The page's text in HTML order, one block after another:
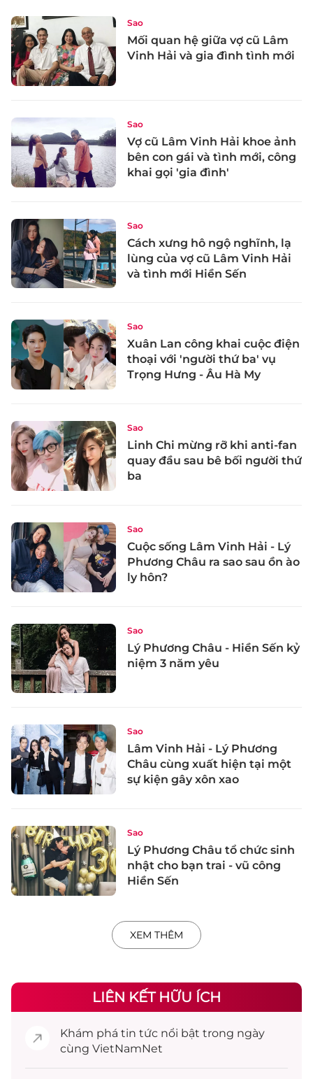
Sao
Mối quan hệ giữa vợ cũ Lâm
Vinh Hải và gia đình tình mới
Sao
Vợ cũ Lâm Vinh Hải khoe ảnh
bên con gái và tình mới, công
khai gọi 'gia đình'
Sao
Cách xưng hô ngộ nghĩnh, lạ
lùng của vợ cũ Lâm Vinh Hải
và tình mới Hiền Sến
Sao
Xuân Lan công khai cuộc điện
thoại với 'người thứ ba' vụ
Trọng Hưng - Âu Hà My
Sao
Linh Chi mừng rỡ khi anti-fan
quay đầu sau bê bối người thứ
ba
Sao
Cuộc sống Lâm Vinh Hải - Lý
Phương Châu ra sao sau ồn ào
ly hôn?
Sao
Lý Phương Châu - Hiền Sến kỷ
niệm 3 năm yêu
Sao
Lâm Vinh Hải - Lý Phương
Châu cùng xuất hiện tại một
sự kiện gây xôn xao
Sao
Lý Phương Châu tổ chức sinh
nhật cho bạn trai - vũ công
Hiền Sến
XEM THÊM
LIÊN KẾT HỮU ÍCH
Khám phá tin tức nổi bật trong ngày
cùng VietNamNet